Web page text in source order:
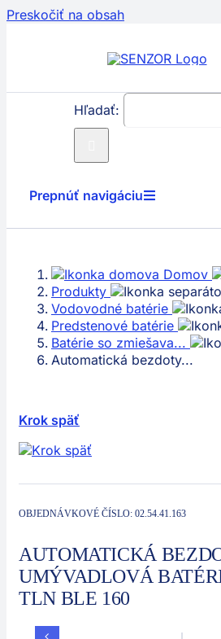
Preskočiť na obsah
Hľadať:
Prepnúť navigáciu
Servis
Technológie
Sektory
Spoločnosť
Kontakt
Domov
Produkty
Vodovodné batérie
Predstenové batérie
Batérie so zmiešava...
Automatická bezdoty...
Krok späť
OBJEDNÁVKOVÉ ČÍSLO:02.54.41.163
AUTOMATICKÁ
UMÝVADLOVÁ
TLN BLE 160